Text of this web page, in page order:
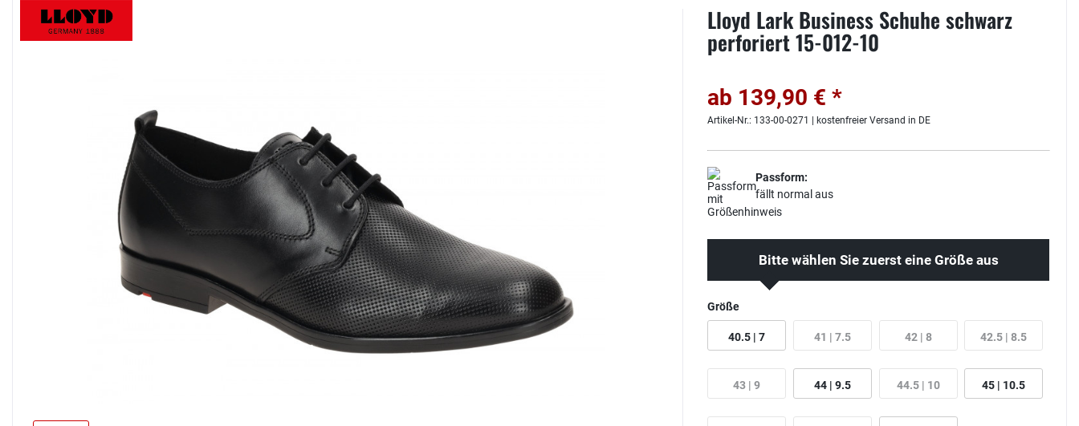
Lloyd Lark Business Schuhe schwarz
perforiert 15-012-10
ab 139,90 € *
Artikel-Nr.: 133-00-0271 | kostenfreier Versand in DE
Passform:
fällt normal aus
Bitte wählen Sie zuerst eine Größe aus
Größe
40.5 | 7 41 | 7.5 42 | 8 42.5 | 8.5
43 | 9 44 | 9.5 44.5 | 10 45 | 10.5